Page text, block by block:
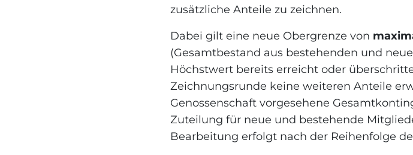
zusätzliche Anteile zu zeichnen.
Dabei gilt eine neue Obergrenze von
(Gesamtbestand aus bestehenden und
Höchstwert bereits erreicht oder
Zeichnungsrunde keine weiteren Anteile
Genossenschaft vorgesehene
Zuteilung für neue und bestehende
Bearbeitung erfolgt nach der Reihenfolge